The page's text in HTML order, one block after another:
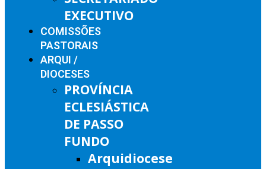
EXECUTIVO
COMISSÕES
PASTORAIS
ARQUI /
DIOCESES
PROVÍNCIA
ECLESIÁSTICA
DE PASSO
FUNDO
Arquidiocese